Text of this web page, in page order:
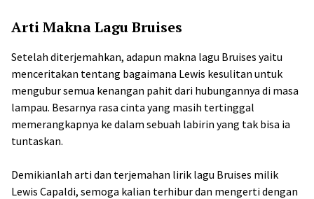
Arti Makna Lagu Bruises
Setelah diterjemahkan, adapun makna lagu Bruises yaitu
menceritakan tentang bagaimana Lewis kesulitan untuk
mengubur semua kenangan pahit dari hubungannya di masa
lampau. Besarnya rasa cinta yang masih tertinggal
memerangkapnya ke dalam sebuah labirin yang tak bisa ia
tuntaskan.
Demikianlah arti dan terjemahan lirik lagu Bruises milik
Lewis Capaldi, semoga kalian terhibur dan mengerti dengan